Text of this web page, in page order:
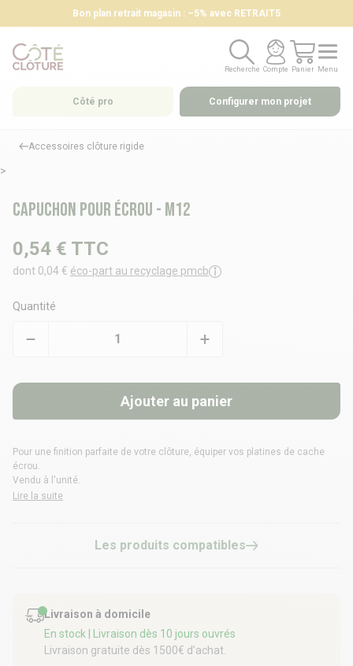
Bon plan retrait magasin : –5% avec RETRAIT5
Recherche
Recherche
Compte
Compte
Panier
Panier
Menu
Menu
Côté pro Configurer mon projet
Accessoires clôture rigide
Capuchon pour écrou - M12
>
0,54 € TTC
dont 0,04 € éco-part au recyclage pmcb
Quantité
Ajouter au panier
Pour une finition parfaite de votre clôture, équiper vos platines de cache
écrou.
Vendu à l'unité.
Lire la suite
Les produits compatibles
Livraison à domicile
En stock
| Livraison dès 10 jours ouvrés
Livraison gratuite dès 1500€ d’achat.